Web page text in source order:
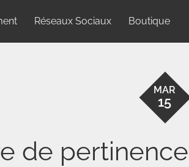
Réseaux Sociaux Boutique
MAR
15
de